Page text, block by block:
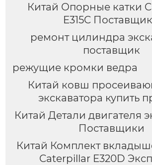
Китай Опорные катки
E315C
ремонт цилиндра
поставщик
режущие кромки ведра
Китай ковш
экскаватора купить
Китай Детали двигателя
Поставщики
Китай Комплект
Caterpillar E320D